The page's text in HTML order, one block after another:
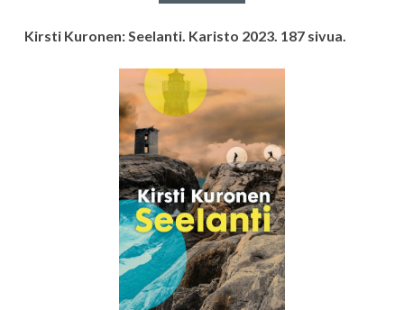
Kirsti Kuronen: Seelanti. Karisto 2023. 187 sivua.